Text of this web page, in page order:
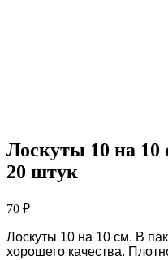
Лоскуты 10 на
20 штук
70 ₽
Лоскуты 10 на 10 см. В
хорошего качества.